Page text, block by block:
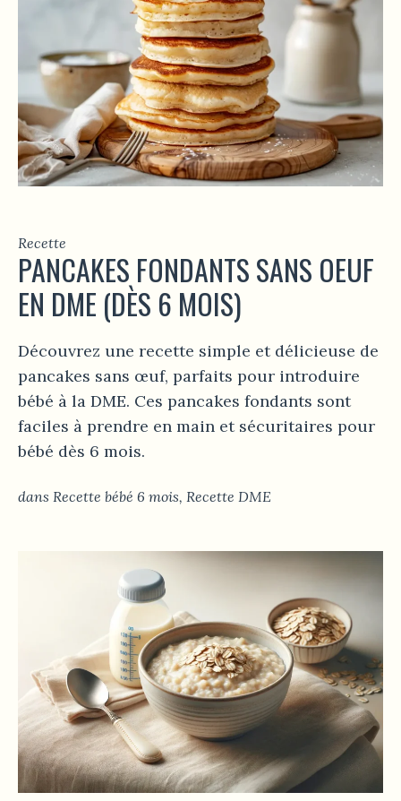
Recette
PANCAKES FONDANTS SANS OEUF
EN DME (DÈS 6 MOIS)
Découvrez une recette simple et délicieuse de
pancakes sans œuf, parfaits pour introduire
bébé à la DME. Ces pancakes fondants sont
faciles à prendre en main et sécuritaires pour
bébé dès 6 mois.
dans Recette bébé 6 mois, Recette DME